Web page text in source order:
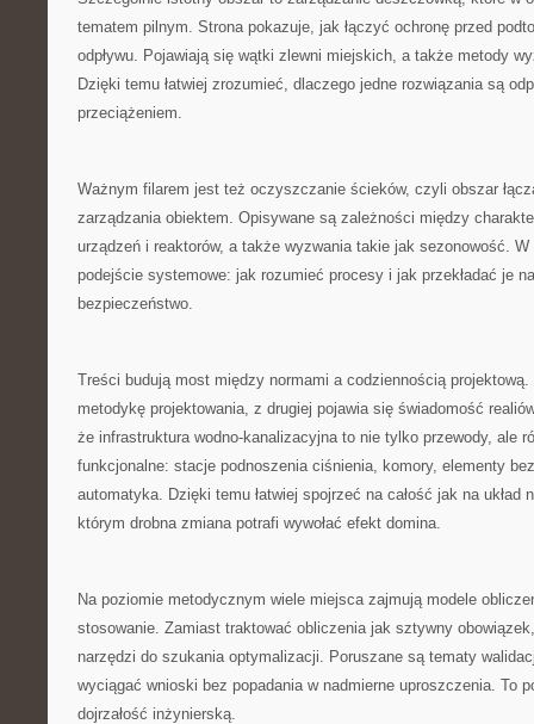
tematem pilnym. Strona pokazuje, jak łączyć ochronę przed
odpływu. Pojawiają się wątki zlewni miejskich, a także metody
Dzięki temu łatwiej zrozumieć, dlaczego jedne rozwiązania są
przeciążeniem.
Ważnym filarem jest też oczyszczanie ścieków, czyli obszar
zarządzania obiektem. Opisywane są zależności między
urządzeń i reaktorów, a także wyzwania takie jak sezonowość.
podejście systemowe: jak rozumieć procesy i jak przekładać je
bezpieczeństwo.
Treści budują most między normami a codziennością
metodykę projektowania, z drugiej pojawia się świadomość
że infrastruktura wodno-kanalizacyjna to nie tylko przewody, ale
funkcjonalne: stacje podnoszenia ciśnienia, komory, elementy
automatyka. Dzięki temu łatwiej spojrzeć na całość jak na układ
którym drobna zmiana potrafi wywołać efekt domina.
Na poziomie metodycznym wiele miejsca zajmują modele
stosowanie. Zamiast traktować obliczenia jak sztywny
narzędzi do szukania optymalizacji. Poruszane są tematy
wyciągać wnioski bez popadania w nadmierne uproszczenia. To
dojrzałość inżynierską.